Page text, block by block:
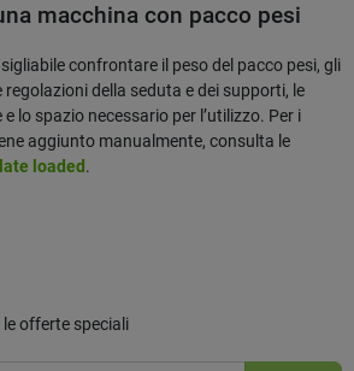
macchina con pacco pesi
confrontare il peso del pacco pesi, gli
della seduta e dei supporti, le
lo spazio necessario per l’utilizzo. Per i
aggiunto manualmente, consulta le
loaded .
le offerte speciali